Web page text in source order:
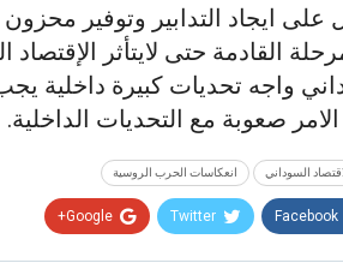
ايجاد التدابير وتوفير
القادمة حتى لايتأثر
واجه تحديات كبيرة داخلية
الامر صعوبة مع التحديات الداخلية.
السوداني انعكاسات الحرب الروسية
Facebook
Twitter
Google+